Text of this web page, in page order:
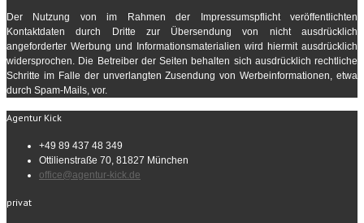
Der Nutzung von im Rahmen der Impressumspflicht veröffentlichten
Kontaktdaten durch Dritte zur Übersendung von nicht ausdrücklich
angeforderter Werbung und Informationsmaterialien wird hiermit ausdrücklich
widersprochen. Die Betreiber der Seiten behalten sich ausdrücklich rechtliche
Schritte im Falle der unverlangten Zusendung von Werbeinformationen, etwa
durch Spam-Mails, vor.
Agentur Kick
+49 89 437 48 349
Ottilienstraße 70, 81827 München
office@agentur-kick.de
privat